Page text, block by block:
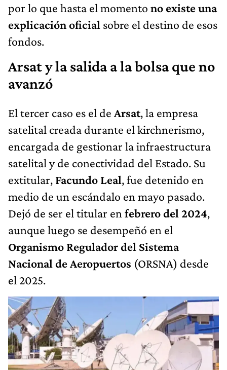
por lo que hasta el momento no existe una
explicación oficial sobre el destino de esos
fondos.
Arsat y la salida a la bolsa que no
avanzó
El tercer caso es el de Arsat, la empresa
satelital creada durante el kirchnerismo,
encargada de gestionar la infraestructura
satelital y de conectividad del Estado. Su
extitular, Facundo Leal, fue detenido en
medio de un escándalo en mayo pasado.
Dejó de ser el titular en febrero del 2024,
aunque luego se desempeñó en el
Organismo Regulador del Sistema
Nacional de Aeropuertos (ORSNA) desde
el 2025.